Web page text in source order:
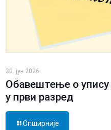
30. јун 2026.
Обавештење о упису
у први разред
Опширније